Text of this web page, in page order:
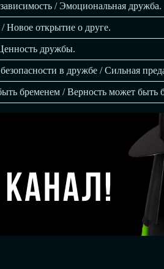
/ Эмоциональная дружба.
Новое открытие о друге.
дружбы.
в дружбе / Cильная
бременем / Верность может быть